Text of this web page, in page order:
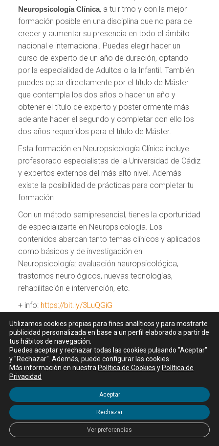
Neuropsicología Clínica, a tu ritmo y con la mejor
formación posible en una disciplina que no para de
crecer y aumentar su presencia en todo el ámbito
nacional e internacional. Puedes elegir hacer un
curso de experto de un año de duración, optando
por la especialidad de Adultos o la Infantil. También
puedes optar directamente por el título de Máster
que contempla los dos años o hacer un año y
obtener el título de experto y posteriormente más
adelante hacer el segundo y completar con ello los
dos años requeridos para el título de Máster.
Esta formación en Neuropsicología Clínica incluye
profesorado especialistas de la Universidad de Cádiz
y expertos externos del más alto nivel. Además
existe la posibilidad de prácticas para completar tu
formación.
Con un método semipresencial, tienes la oportunidad
de especializarte en Neuropsicología. Los
contenidos abarcan tanto temas clínicos y aplicados
como básicos y de investigación en
Neuropsicología: evaluación neuropsicológica,
trastornos neurológicos, nuevas tecnologías,
rehabilitación e intervención, etc.
+ info: https://bit.ly/3LuQGiG
Archivada en:blog
Etiquetada con:Neurociencia,Neuropsicología
psicología
Intervención
Psicológica, Social y
Educativa en personas
Utilizamos cookies propias para fines analíticos y para mostrarte
publicidad personalizada en base a un perfil elaborado a partir de
tus hábitos de navegación.
Puedes aceptar y rechazar todas las cookies pulsando "Aceptar"
y "Rechazar". Además, puede configurar las cookies.
Más información en nuestra Política de Cookies y Política de
Privacidad
Aceptar
Rechazar
Ver preferencias